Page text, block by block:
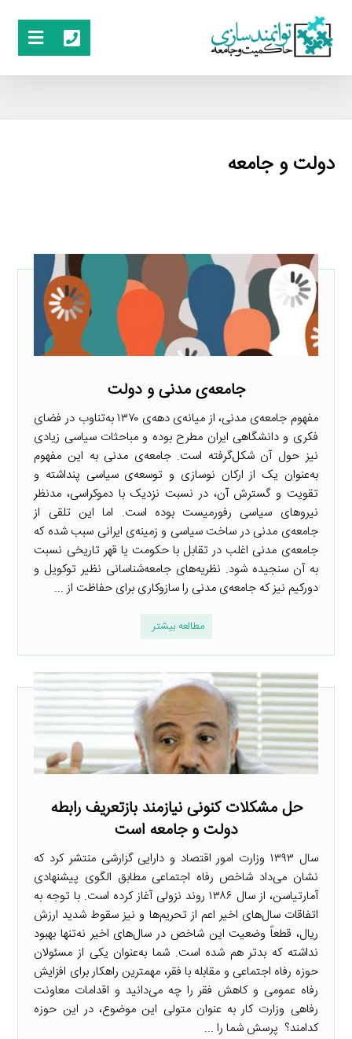
دولت و جامعه
جامعه‌ی مدنی و دولت
مفهوم جامعه‌ی مدنی، از میانه‌ی دهه‌ی ۱۳۷۰ به‌تناوب در فضای
فکری و دانشگاهی ایران مطرح بوده و مباحثات سیاسی زیادی
نیز حول آن شکل‌گرفته است. جامعه‌ی مدنی به این مفهوم
به‌عنوان یک از ارکان نوسازی و توسعه‌ی سیاسی پنداشته و
تقویت و گسترش آن، در نسبت نزدیک با دموکراسی، مدنظر
نیروهای سیاسی رفورمیست بوده است. اما این تلقی از
جامعه‌ی مدنی در ساخت سیاسی و زمینه‌ی ایرانی سبب شده که
جامعه‌ی مدنی اغلب در تقابل با حکومت یا قهر تاریخی نسبت
به آن سنجیده شود. نظریه‌های جامعه‌شناسانی نظیر توکویل و
دورکیم نیز که جامعه‌ی مدنی را سازوکاری برای حفاظت از ...
مطالعه بیشتر
حل مشکلات کنونی نیازمند بازتعریف رابطه
دولت و جامعه است
سال ۱۳۹۳ وزارت امور اقتصاد و دارایی گزارشی منتشر کرد که
نشان می‌داد شاخص رفاه اجتماعی مطابق الگوی پیشنهادی
آمارتیاسن، از سال ۱۳۸۶ روند نزولی آغاز کرده است. با توجه به
اتفاقات سال‌های اخیر اعم از تحریم‌ها و نیز سقوط شدید ارزش
ریال، قطعاً وضعیت این شاخص در سال‌های اخیر نه‌تنها بهبود
نداشته که بدتر هم شده است. شما به‌عنوان یکی از مسئولان
حوزه رفاه اجتماعی و مقابله با فقر، مهمترین راهکار برای افزایش
رفاه عمومی و کاهش فقر را چه می‌دانید و اقدامات معاونت
رفاهی وزارت کار به عنوان متولی این موضوع، در این حوزه
کدامند؟ پرسش شما را ...